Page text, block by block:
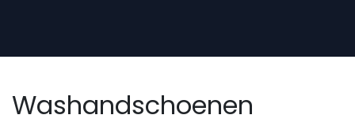
Washandschoenen